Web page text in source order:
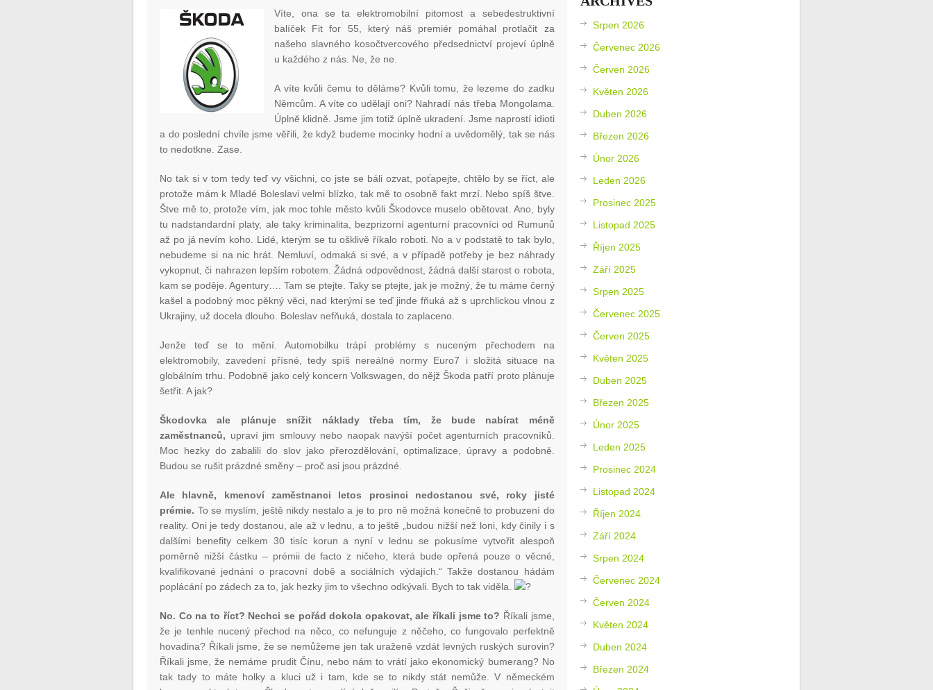
Víte, ona se ta elektromobilní pitomost a sebedestruktivní
balíček Fit for 55, který náš premiér pomáhal protlačit za
našeho slavného kosočtvercového předsednictví projeví úplně
u každého z nás. Ne, že ne.
A víte kvůli čemu to děláme? Kvůli tomu, že lezeme do zadku
Němcům. A víte co udělají oni? Nahradí nás třeba Mongolama.
Úplně klidně. Jsme jim totiž úplně ukradení. Jsme naprostí idioti
a do poslední chvíle jsme věřili, že když budeme mocinky hodní a uvědomělý, tak se nás
to nedotkne. Zase.
No tak si v tom tedy teď vy všichni, co jste se báli ozvat, poťapejte, chtělo by se říct, ale
protože mám k Mladé Boleslavi velmi blízko, tak mě to osobně fakt mrzí. Nebo spíš štve.
Štve mě to, protože vím, jak moc tohle město kvůli Škodovce muselo obětovat. Ano, byly
tu nadstandardní platy, ale taky kriminalita, bezprizorní agenturní pracovníci od Rumunů
až po já nevím koho. Lidé, kterým se tu ošklivě říkalo roboti. No a v podstatě to tak bylo,
nebudeme si na nic hrát. Nemluví, odmaká si své, a v případě potřeby je bez náhrady
vykopnut, či nahrazen lepším robotem. Žádná odpovědnost, žádná další starost o robota,
kam se poděje. Agentury…. Tam se ptejte. Taky se ptejte, jak je možný, že tu máme černý
kašel a podobný moc pěkný věci, nad kterými se teď jinde fňuká až s uprchlickou vlnou z
Ukrajiny, už docela dlouho. Boleslav nefňuká, dostala to zaplaceno.
Jenže teď se to mění. Automobilku trápí problémy s nuceným přechodem na
elektromobily, zavedení přísné, tedy spíš nereálné normy Euro7 i složitá situace na
globálním trhu. Podobně jako celý koncern Volkswagen, do nějž Škoda patří proto plánuje
šetřit. A jak?
Škodovka ale plánuje snížit náklady třeba tím, že bude nabírat méně
zaměstnanců, upraví jim smlouvy nebo naopak navýší počet agenturních pracovníků.
Moc hezky do zabalili do slov jako přerozdělování, optimalizace, úpravy a podobně.
Budou se rušit prázdné směny – proč asi jsou prázdné.
Ale hlavně, kmenoví zaměstnanci letos prosinci nedostanou své, roky jisté
prémie. To se myslím, ještě nikdy nestalo a je to pro ně možná konečně to probuzení do
reality. Oni je tedy dostanou, ale až v lednu, a to ještě „budou nižší než loni, kdy činily i s
dalšími benefity celkem 30 tisíc korun a nyní v lednu se pokusíme vytvořit alespoň
poměrně nižší částku – prémii de facto z ničeho, která bude opřená pouze o věcné,
kvalifikované jednání o pracovní době a sociálních výdajích.“ Takže dostanou hádám
poplácání po zádech za to, jak hezky jim to všechno odkývali. Bych to tak viděla.
No. Co na to říct? Nechci se pořád dokola opakovat, ale říkali jsme to? Říkali jsme,
že je tenhle nucený přechod na něco, co nefunguje z něčeho, co fungovalo perfektně
hovadina? Říkali jsme, že se nemůžeme jen tak uraženě vzdát levných ruských surovin?
Říkali jsme, že nemáme prudit Čínu, nebo nám to vrátí jako ekonomický bumerang? No
tak tady to máte holky a kluci už i tam, kde se to nikdy stát nemůže. V německém
Srpen 2026
Červenec 2026
Červen 2026
Květen 2026
Duben 2026
Březen 2026
Únor 2026
Leden 2026
Prosinec 2025
Listopad 2025
Říjen 2025
Září 2025
Srpen 2025
Červenec 2025
Červen 2025
Květen 2025
Duben 2025
Březen 2025
Únor 2025
Leden 2025
Prosinec 2024
Listopad 2024
Říjen 2024
Září 2024
Srpen 2024
Červenec 2024
Červen 2024
Květen 2024
Duben 2024
Březen 2024